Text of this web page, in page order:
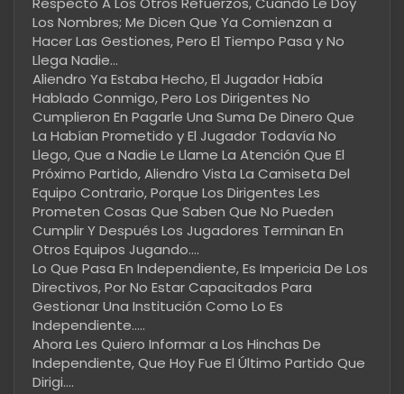
Los Nombres; Me Dicen Que Ya Comienzan a
Hacer Las Gestiones, Pero El Tiempo Pasa y No
Llega Nadie...
Aliendro Ya Estaba Hecho, El Jugador Había
Hablado Conmigo, Pero Los Dirigentes No
Cumplieron En Pagarle Una Suma De Dinero Que
La Habían Prometido y El Jugador Todavía No
Llego, Que a Nadie Le Llame La Atención Que El
Próximo Partido, Aliendro Vista La Camiseta Del
Equipo Contrario, Porque Los Dirigentes Les
Prometen Cosas Que Saben Que No Pueden
Cumplir Y Después Los Jugadores Terminan En
Otros Equipos Jugando....
Lo Que Pasa En Independiente, Es Impericia De Los
Directivos, Por No Estar Capacitados Para
Gestionar Una Institución Como Lo Es
Independiente.....
Ahora Les Quiero Informar a Los Hinchas De
Independiente, Que Hoy Fue El Último Partido Que
Dirigi....